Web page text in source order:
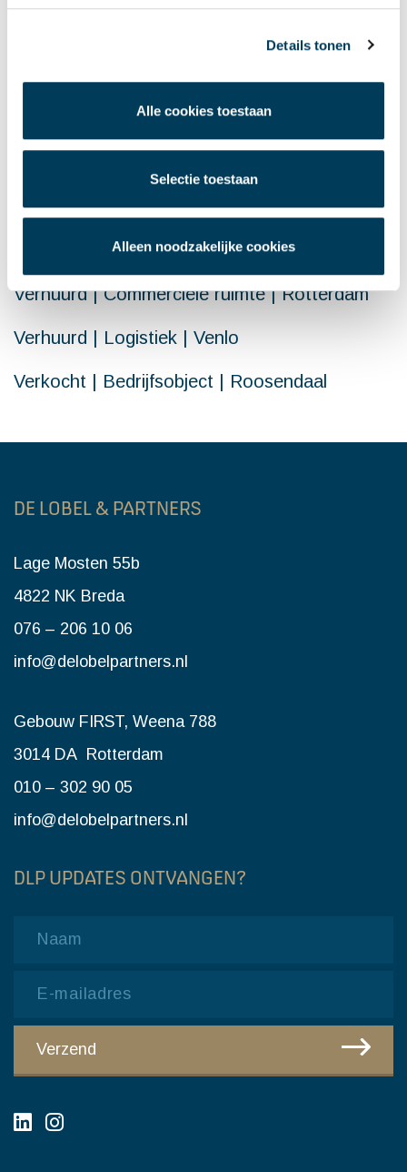
Details tonen
Alle cookies toestaan
Selectie toestaan
Alleen noodzakelijke cookies
LAATSTE NIEUWS
Aangehuurd | Kantoorruimte | Van Zundert
naar Breda
Verhuurd | De Rooi Pannen | Centrum Breda
Verhuurd | Commerciële ruimte | Rotterdam
Verhuurd | Logistiek | Venlo
Verkocht | Bedrijfsobject | Roosendaal
DE LOBEL & PARTNERS
Lage Mosten 55b
4822 NK Breda
076 – 206 10 06
info@delobelpartners.nl
Gebouw FIRST, Weena 788
3014 DA Rotterdam
010 – 302 90 05
info@delobelpartners.nl
DLP UPDATES ONTVANGEN?
Verzend